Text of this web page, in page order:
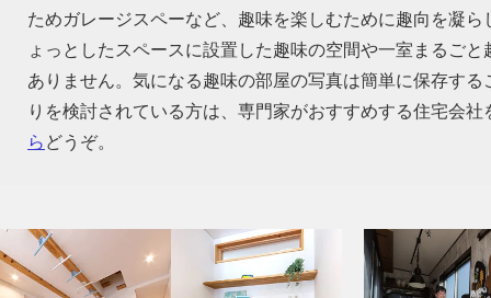
ためガレージスペーなど、趣味を楽しむために趣向を凝
ょっとしたスペースに設置した趣味の空間や一室まるご
ありません。気になる趣味の部屋の写真は簡単に保存す
りを検討されている方は、専門家がおすすめする住宅会
ら どうぞ。